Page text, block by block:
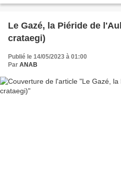
Le Gazé, la Piéride de
crataegi)
Publié le 14/05/2023 à 01:00
Par ANAB